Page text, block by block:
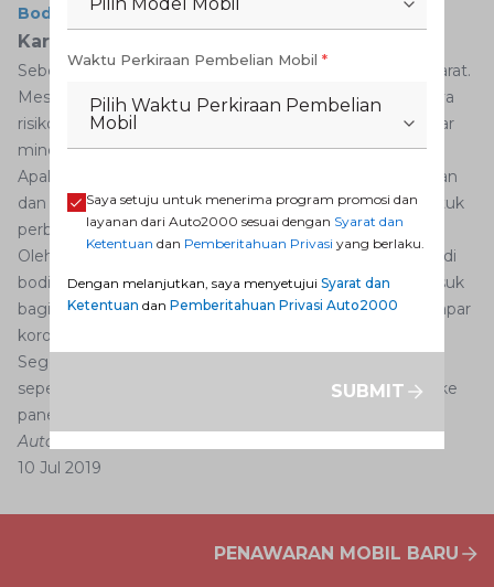
Bodi Mobil Anda
Karat
Sebenarnya mobil modern sudah menggunakan anti karat.
Meski begitu, pemilik mobil di daerah dekat pantai punya
risiko lebih besar terdampak karat karena tingginya kadar
mineral di air dan sifatnya relatif asam.
Apalagi jika di bodi mobil ada luka terbuka akibat tabrakan
dan Anda belum sempat membawanya ke bengkel untuk
perbaikan.
Oleh sebab itu, jangan biarkan sampai ada luka terbuka di
bodi mobil yang bisa jadi media timbulnya karat. Termasuk
bagian kolong mobil yang paling rentan kotor dan terpapar
korosi.
Segera perbaiki di
seperti penyok atau baret dalam yang tembus hingga ke
panel bodi mobil.
Auto2000
10 Jul 2019
PENAWARAN MOBIL BARU
Waktu Perkiraan Pembelian Mobil *
Pilih Waktu Perkiraan Pembelian
Mobil
Saya setuju untuk menerima program promosi dan
layanan dari Auto2000 sesuai dengan Syarat dan
Ketentuan dan Pemberitahuan Privasi yang berlaku.
Dengan melanjutkan, saya menyetujui Syarat dan
Ketentuan dan Pemberitahuan Privasi Auto2000
SUBMIT